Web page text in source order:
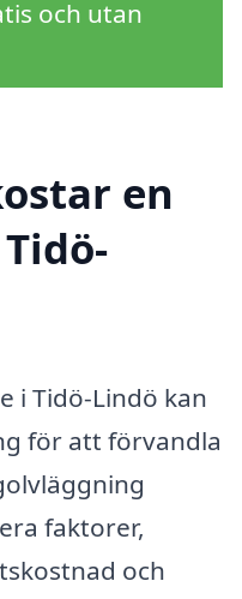
och utan
en
i Tidö-Lindö kan
för att förvandla
faktorer,
och